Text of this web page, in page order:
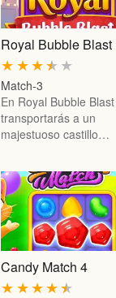
Royal Bubble Blast
★
★
★
★
★
Match-3
En Royal Bubble
transportarás a un
majestuoso castillo…
Candy Match 4
★
★
★
★
★